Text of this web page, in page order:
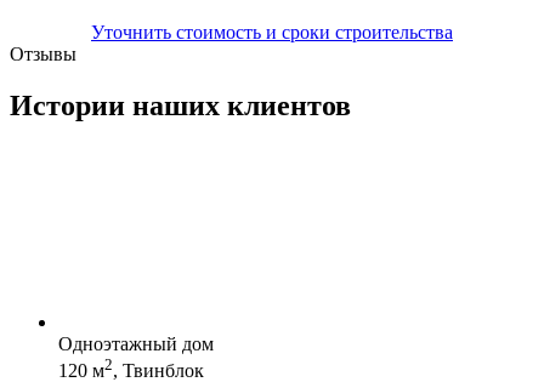
Уточнить стоимость и сроки строительства
Отзывы
Истории наших клиентов
Одноэтажный дом
120 м2, Твинблок